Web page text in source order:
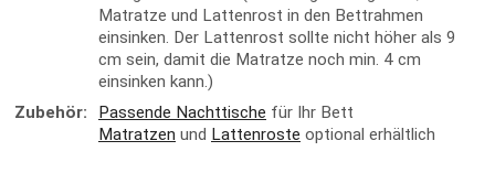
Matratze und Lattenrost in den Bettrahmen
einsinken. Der Lattenrost sollte nicht höher als 9
cm sein, damit die Matratze noch min. 4 cm
einsinken kann.)
Zubehör:
Passende Nachttische für Ihr Bett
Matratzen und Lattenroste optional erhältlich